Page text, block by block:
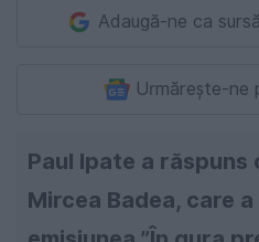
Adaugă-ne ca
Urmărește-ne
Paul Ipate a
Mircea Badea, care